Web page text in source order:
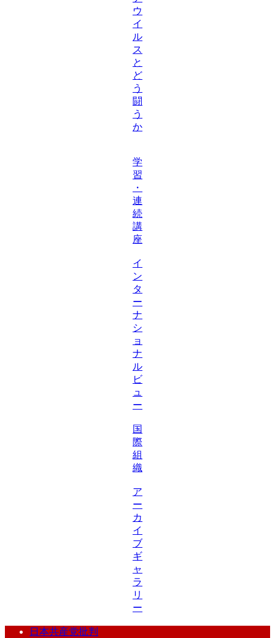
ウ
イ
ル
ス
と
ど
う
闘
う
か
学
習
・
連
続
講
座
イ
ン
タ
ー
ナ
シ
ョ
ナ
ル
ビ
ュ
ー
国
際
組
織
ア
ー
カ
イ
ブ
ギ
ャ
ラ
リ
ー
日本共産党批判